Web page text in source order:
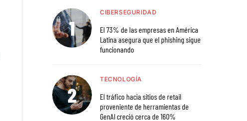
CIBERSEGURIDAD
El 73% de las empresas en América
Latina asegura que el phishing sigue
funcionando
TECNOLOGÍA
El tráfico hacia sitios de retail
proveniente de herramientas de
GenAI creció cerca de 160%